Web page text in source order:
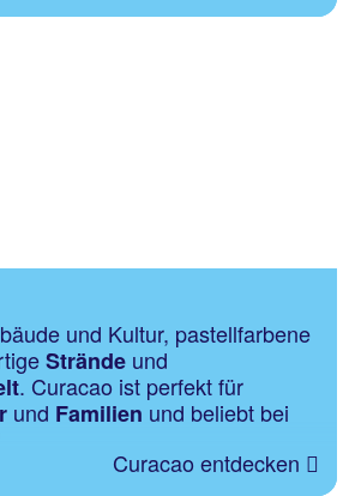
und Kultur, pastellfarbene
Strände und
. Curacao ist perfekt für
und Familien und beliebt bei
Curacao entdecken